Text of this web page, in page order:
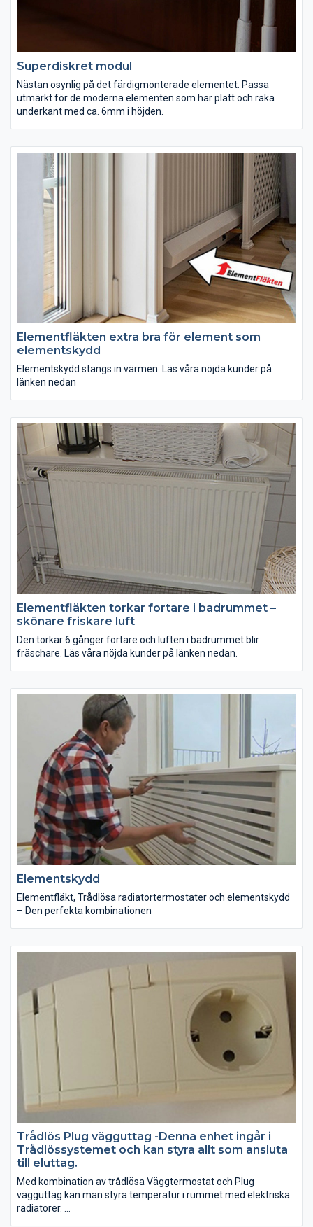
Superdiskret modul
Nästan osynlig på det färdigmonterade elementet. Passa
utmärkt för de moderna elementen som har platt och raka
underkant med ca. 6mm i höjden.
Elementfläkten extra bra för element som
elementskydd
Elementskydd stängs in värmen. Läs våra nöjda kunder på
länken nedan
Elementfläkten torkar fortare i badrummet –
skönare friskare luft
Den torkar 6 gånger fortare och luften i badrummet blir
fräschare. Läs våra nöjda kunder på länken nedan.
Elementskydd
Elementfläkt, Trådlösa radiatortermostater och elementskydd
– Den perfekta kombinationen
Trådlös Plug vägguttag -Denna enhet ingår i
Trådlössystemet och kan styra allt som ansluta
till eluttag.
Med kombination av trådlösa Väggtermostat och Plug
vägguttag kan man styra temperatur i rummet med elektriska
radiatorer.